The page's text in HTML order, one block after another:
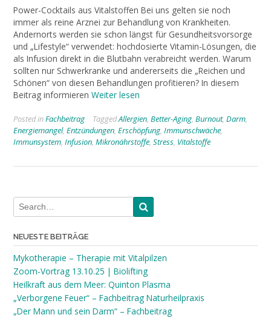
Power-Cocktails aus Vitalstoffen Bei uns gelten sie noch
immer als reine Arznei zur Behandlung von Krankheiten.
Andernorts werden sie schon längst für Gesundheitsvorsorge
und „Lifestyle“ verwendet: hochdosierte Vitamin-Lösungen, die
als Infusion direkt in die Blutbahn verabreicht werden. Warum
sollten nur Schwerkranke und andererseits die „Reichen und
Schönen“ von diesen Behandlungen profitieren? In diesem
Beitrag informieren Weiter lesen
Posted inFachbeitrag TaggedAllergien, Better-Aging, Burnout, Darm,
Energiemangel, Entzündungen, Erschöpfung, Immunschwäche,
Immunsystem, Infusion, Mikronährstoffe, Stress, Vitalstoffe
NEUESTE BEITRÄGE
Mykotherapie – Therapie mit Vitalpilzen
Zoom-Vortrag 13.10.25 | Biolifting
Heilkraft aus dem Meer: Quinton Plasma
„Verborgene Feuer“ – Fachbeitrag Naturheilpraxis
„Der Mann und sein Darm“ – Fachbeitrag